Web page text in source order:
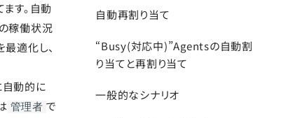
す。自動
稼働状況
適化し、
自動的に
管理者 で
自動再割り当て
“Busy(対応中)”Agentsの自動割
り当てと再割り当て
一般的なシナリオ